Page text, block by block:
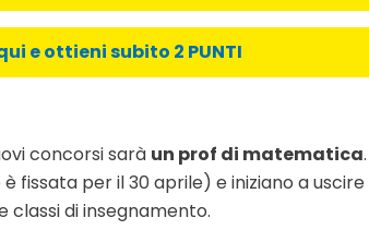
e ottieni subito 2 PUNTI
concorsi sarà un prof di matematica.
fissata per il 30 aprile) e iniziano a uscire
classi di insegnamento.